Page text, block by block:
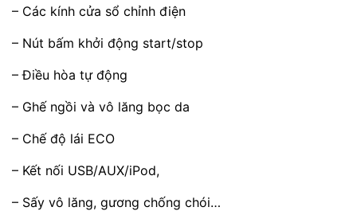
– Các kính cửa sổ chỉnh điện
– Nút bấm khởi động start/stop
– Điều hòa tự động
– Ghế ngồi và vô lăng bọc da
– Chế độ lái ECO
– Kết nối USB/AUX/iPod,
– Sấy vô lăng, gương chống chói…